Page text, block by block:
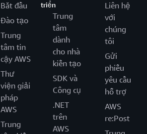
Bắt đầu
Đào tạo
Trung
tâm tin
cậy AWS
Thư
viện giải
pháp
AWS
Trung
triển
Trung
tâm
dành
cho nhà
kiến tạo
SDK và
Công cụ
.NET
trên
AWS
Liên hệ
với
chúng
tôi
Gửi
phiếu
yêu cầu
hỗ trợ
AWS
re:Post